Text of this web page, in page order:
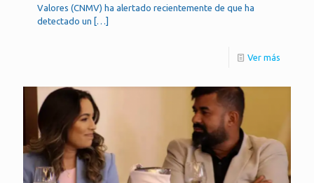
Valores (CNMV) ha alertado recientemente de que ha
detectado un […]
Ver más